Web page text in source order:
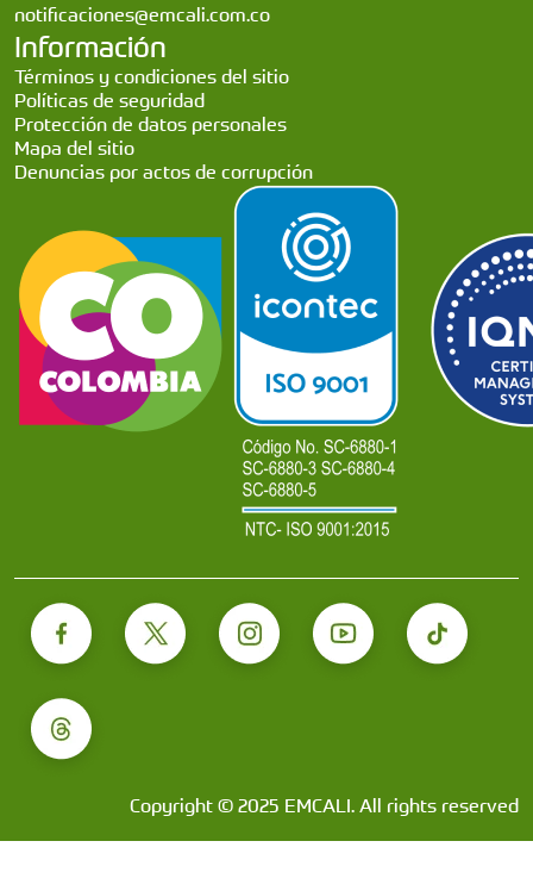
notificaciones@emcali.com.co
Información
Términos y condiciones del sitio
Políticas de seguridad
Protección de datos personales
Mapa del sitio
Denuncias por actos de corrupción
Copyright © 2025 EMCALI. All rights reserved